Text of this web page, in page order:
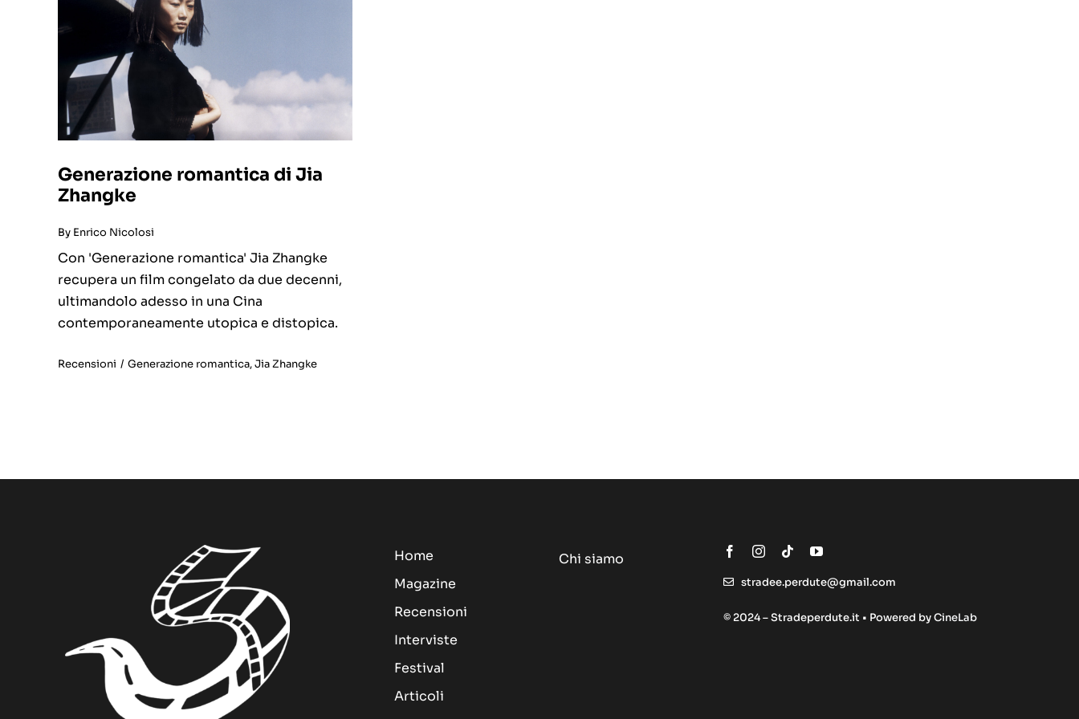
Generazione romantica di Jia
Zhangke
By Enrico Nicolosi
Con 'Generazione romantica' Jia Zhangke
recupera un film congelato da due decenni,
ultimandolo adesso in una Cina
contemporaneamente utopica e distopica.
Recensioni / Generazione romantica,Jia Zhangke
Home
Magazine
Recensioni
Interviste
Festival
Articoli
Chi siamo
stradee.perdute@gmail.com
© 2024 – Stradeperdute.it • Powered byCineLab